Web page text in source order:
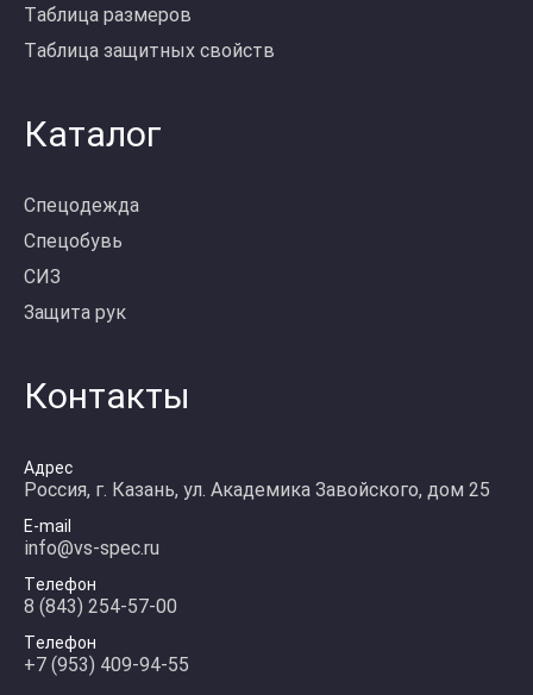
Таблица размеров
Таблица защитных свойств
Каталог
Спецодежда
Спецобувь
СИЗ
Защита рук
Контакты
Адрес
Россия, г. Казань, ул. Академика Завойского, дом 25
E-mail
info@vs-spec.ru
Телефон
8 (843) 254-57-00
Телефон
+7 (953) 409-94-55